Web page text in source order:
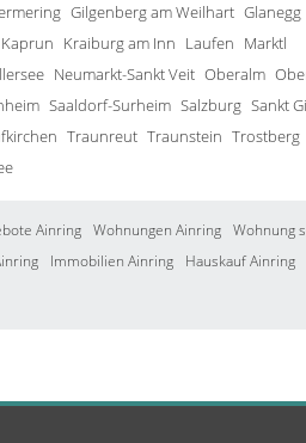
Gilgenberg am Weilhart Glanegg
Kaprun Kraiburg am Inn Laufen Marktl
Neumarkt-Sankt Veit Oberalm
Saaldorf-Surheim Salzburg Sankt
Traunreut Traunstein Trostberg
Ainring Wohnungen Ainring Wohnung
Immobilien Ainring
Hauskauf Ainring